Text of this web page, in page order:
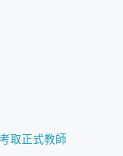
取正式教師